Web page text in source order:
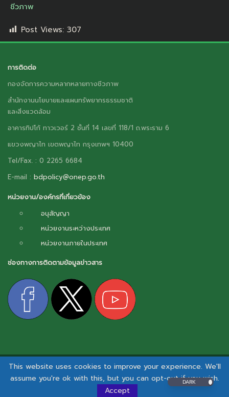
ชีวภาพ
Post Views: 307
การติดต่อ
กองจัดการความหลากหลายทางชีวภาพ
สำนักงานนโยบายและแผนทรัพยากรธรรมชาติ
และสิ่งแวดล้อม
อาคารทิปโก้ ทาวเวอร์ 2 ชั้นที่ 14 เลขที่ 118/1 ถ.พระราม 6
แขวงพญาไท เขตพญาไท กรุงเทพฯ 10400
Tel/Fax. : 0 2265 6684
E-mail : bdpolicy@onep.go.th
หน่วยงาน/องค์กรที่เกี่ยวข้อง
อนุสัญญา
หน่วยงานระหว่างประเทศ
หน่วยงานภายในประเทศ
ช่องทางการติดตามข้อมูลข่าวสาร
สงวนลิขสิทธิ์ © 2026 - กลไกการเผยแพร่ข้อมูลข่าวสารความหลากหลายทางชีวภาพ.
นโยบายและแนวปฏิบัติด้านสารสนเทศ|นโยบายคุ้มครองข้อมูลส่วนบุคคลIนโยบายคุกกี้
This website uses cookies to improve your experience. We'll
assume you're ok with this, but you can opt-out if you wish.
Accept
DARK